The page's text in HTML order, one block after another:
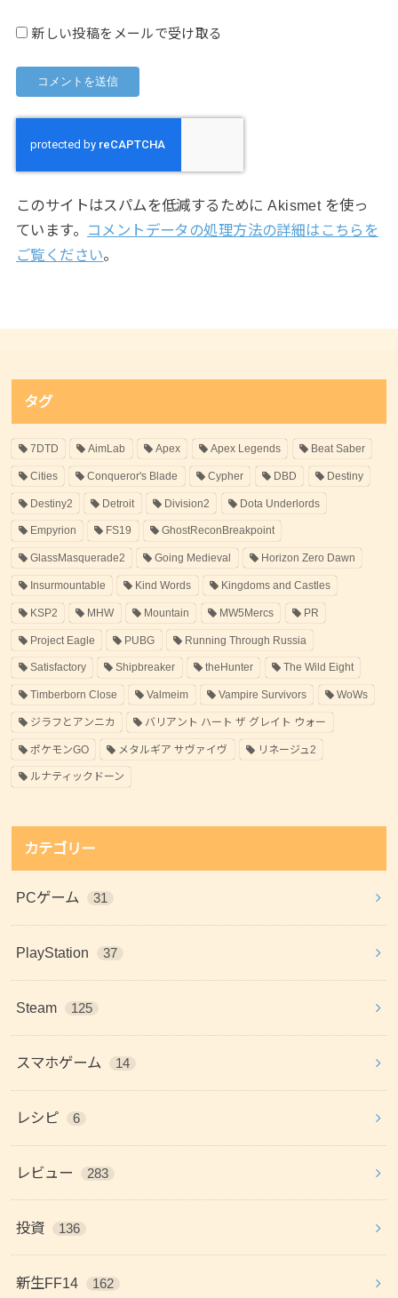
新しい投稿をメールで受け取る
このサイトはスパムを低減するために Akismet を使っ
ています。
コメントデータの処理方法の詳細はこちらを
ご覧ください。
タグ
7DTD AimLab Apex Apex Legends Beat Saber
Cities Conqueror's Blade Cypher DBD Destiny
Destiny2 Detroit Division2 Dota Underlords
Empyrion FS19 GhostReconBreakpoint
GlassMasquerade2 Going Medieval Horizon Zero Dawn
Insurmountable Kind Words Kingdoms and Castles
KSP2 MHW Mountain MW5Mercs PR
Project Eagle PUBG Running Through Russia
Satisfactory Shipbreaker theHunter The Wild Eight
Timberborn Close Valmeim Vampire Survivors WoWs
ジラフとアンニカ バリアント ハート ザ グレイト ウォー
ポケモンGO メタルギア サヴァイヴ リネージュ2
ルナティックドーン
カテゴリー
PCゲーム 31
PlayStation 37
Steam 125
スマホゲーム 14
レシピ 6
レビュー 283
投資 136
新生FF14 162